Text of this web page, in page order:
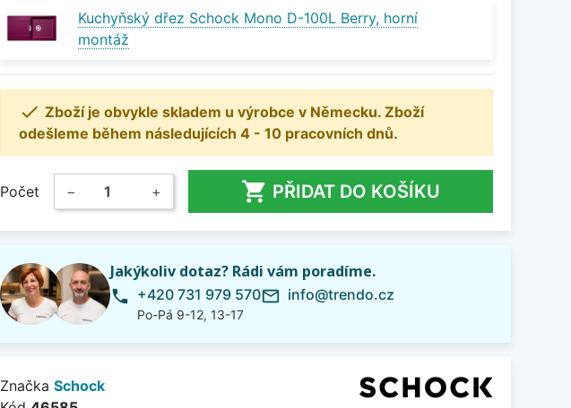
Kuchyňský dřez Schock Mono D-100L Berry, horní
montáž
 Zboží je obvykle skladem u výrobce v Německu. Zboží
odešleme během následujících 4 - 10 pracovních dnů.
Počet − +  PŘIDAT DO KOŠÍKU
Jakýkoliv dotaz? Rádi vám poradíme.
phone +420 731 979 570
Po-Pá 9-12, 13-17
mail_outline info@trendo.cz
Značka Schock